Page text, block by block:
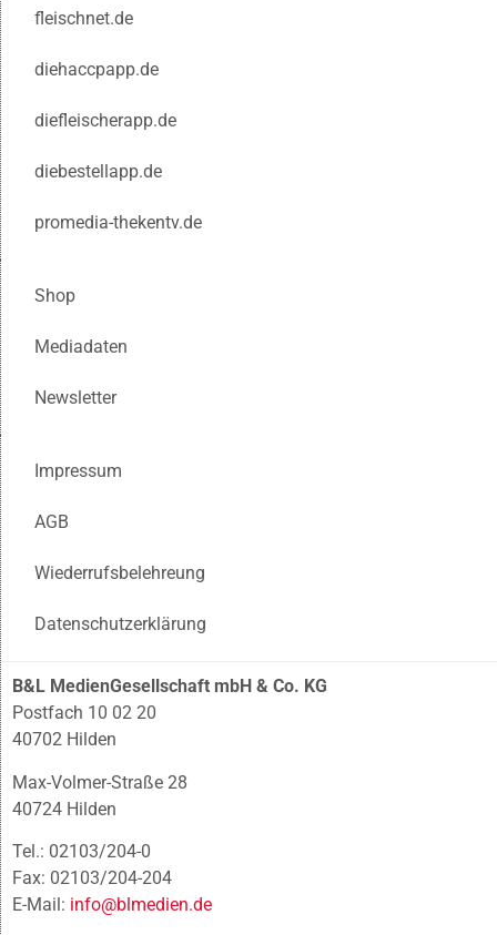
fleischnet.de
diehaccpapp.de
diefleischerapp.de
diebestellapp.de
promedia-thekentv.de
Shop
Mediadaten
Newsletter
Impressum
AGB
Wiederrufsbelehreung
Datenschutzerklärung
B&L MedienGesellschaft mbH & Co. KG
Postfach 10 02 20
40702 Hilden
Max-Volmer-Straße 28
40724 Hilden
Tel.: 02103/204-0
Fax: 02103/204-204
E-Mail: info@blmedien.de